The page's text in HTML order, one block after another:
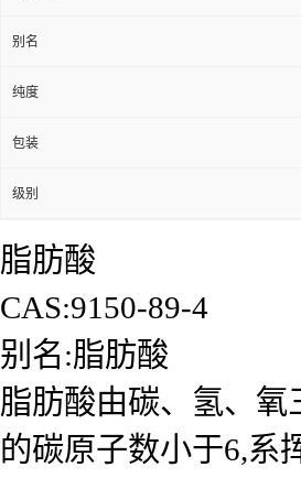
别名
纯度
包装
级别
脂肪酸
CAS:9150-89-4
别名:脂肪酸
脂肪酸由碳、氢、
的碳原子数小于6,系